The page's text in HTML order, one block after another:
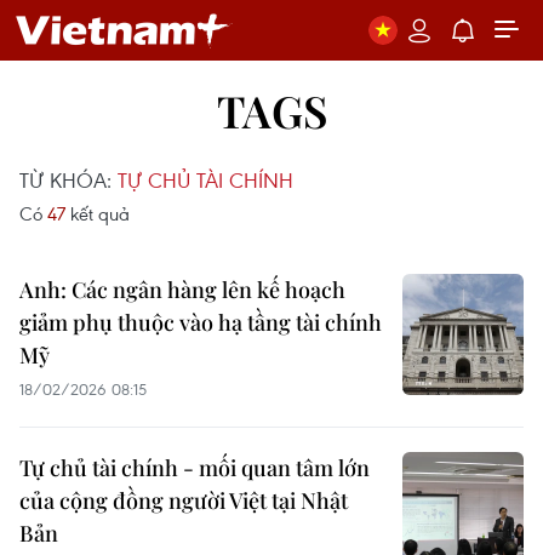
TAGS
TỪ KHÓA: TỰ CHỦ TÀI CHÍNH
Có 47 kết quả
Anh: Các ngân hàng lên kế hoạch
giảm phụ thuộc vào hạ tầng tài chính
Mỹ
18/02/2026 08:15
Tự chủ tài chính - mối quan tâm lớn
của cộng đồng người Việt tại Nhật
Bản